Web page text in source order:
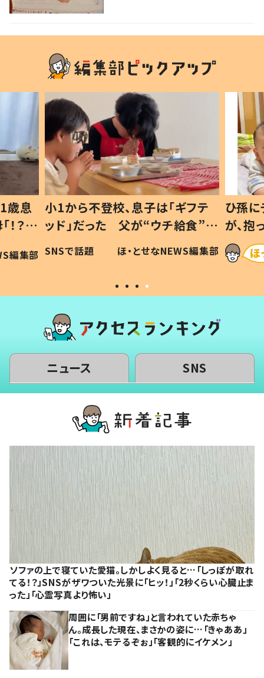
歳息
？」
編集部
小1から不登校、息子は「ギフテ
ッド」だった 父が“ウチ給食”を
作り続ける理由とは #令和の親
#令和の子
SNSで話題 ほ・とせなNEWS編集部
ひ孫
が、
「涙が
い」
ニュース SNS
ソファの上で寝ていた愛猫。しかしよく見ると…「しっぽが取れ
てる！？」SNSがザワついた光景に「ヒッ！」「2秒くらい心臓止ま
った」「心霊写真より怖い」
周囲に「男前ですね」と言われていた赤ちゃ
ん。成長した現在、まさかの姿に…「きゃああ」
「これは、モテるぞぉ」「客観的にイケメン」